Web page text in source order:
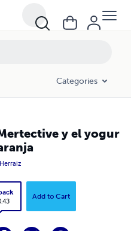
Categories
y el yogur
Add to Cart